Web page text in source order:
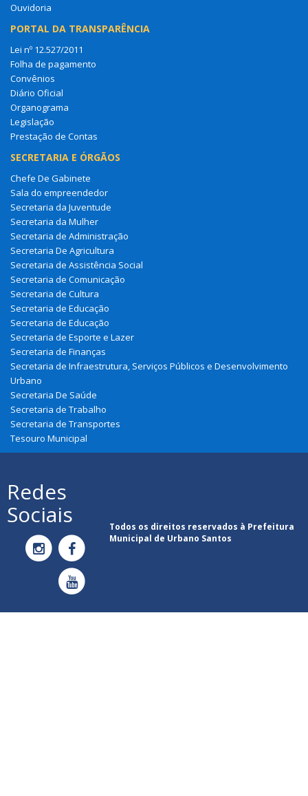
Ouvidoria
PORTAL DA TRANSPARÊNCIA
Lei nº 12.527/2011
Folha de pagamento
Convênios
Diário Oficial
Organograma
Legislação
Prestação de Contas
SECRETARIA E ÓRGÃOS
Chefe De Gabinete
Sala do empreendedor
Secretaria da Juventude
Secretaria da Mulher
Secretaria de Administração
Secretaria De Agricultura
Secretaria de Assistência Social
Secretaria de Comunicação
Secretaria de Cultura
Secretaria de Educação
Secretaria de Educação
Secretaria de Esporte e Lazer
Secretaria de Finanças
Secretaria de Infraestrutura, Serviços Públicos e Desenvolvimento
Urbano
Secretaria De Saúde
Secretaria de Trabalho
Secretaria de Transportes
Tesouro Municipal
Redes
Sociais
Todos os direitos reservados à Prefeitura
Municipal de Urbano Santos